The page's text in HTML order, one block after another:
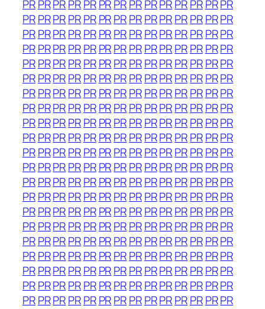
PRPRPRPRPR PRPRPRPRPRPRPR PRPR
PRPRPRPRPR PRPRPRPRPRPRPR PRPR
PRPRPRPRPR PRPRPRPRPRPRPR PRPR
PRPRPRPRPR PRPRPRPRPRPRPR PRPR
PRPRPRPRPR PRPRPRPRPRPRPR PRPR
PRPRPRPRPR PRPRPRPRPRPRPR PRPR
PRPRPRPRPR PRPRPRPRPRPRPR PRPR
PRPRPRPRPR PRPRPRPRPRPRPR PRPR
PRPRPRPRPR PRPRPRPRPRPRPR PRPR
PRPRPRPRPR PRPRPRPRPRPRPR PRPR
PRPRPRPRPR PRPRPRPRPRPRPR PRPR
PRPRPRPRPR PRPRPRPRPRPRPR PRPR
PRPRPRPRPR PRPRPRPRPRPRPR PRPR
PRPRPRPRPR PRPRPRPRPRPRPR PRPR
PRPRPRPRPR PRPRPRPRPRPRPR PRPR
PRPRPRPRPR PRPRPRPRPRPRPR PRPR
PRPRPRPRPR PRPRPRPRPRPRPR PRPR
PRPRPRPRPR PRPRPRPRPRPRPR PRPR
PRPRPRPRPR PRPRPRPRPRPRPR PRPR
PRPRPRPRPR PRPRPRPRPRPRPR PRPR
PRPRPRPRPR PRPRPRPRPRPRPR PRPR